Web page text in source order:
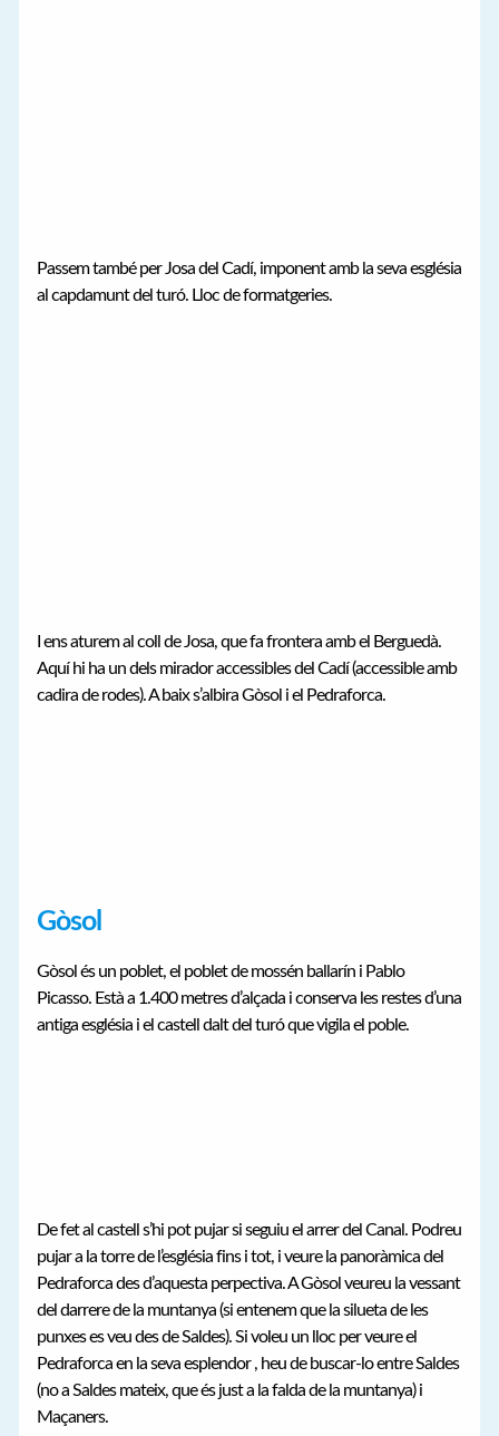
Passem també per Josa del Cadí, imponent amb la seva església
al capdamunt del turó. Lloc de formatgeries.
I ens aturem al coll de Josa, que fa frontera amb el Berguedà.
Aquí hi ha un dels mirador accessibles del Cadí (accessible amb
cadira de rodes). A baix s’albira Gòsol i el Pedraforca.
Gòsol
Gòsol és un poblet, el poblet de mossén ballarín i Pablo
Picasso. Està a 1.400 metres d’alçada i conserva les restes d’una
antiga església i el castell dalt del turó que vigila el poble.
De fet al castell s’hi pot pujar si seguiu el arrer del Canal. Podreu
pujar a la torre de l’església fins i tot, i veure la panoràmica del
Pedraforca des d’aquesta perpectiva. A Gòsol veureu la vessant
del darrere de la muntanya (si entenem que la silueta de les
punxes es veu des de Saldes). Si voleu un lloc per veure el
Pedraforca en la seva esplendor , heu de buscar-lo entre Saldes
(no a Saldes mateix, que és just a la falda de la muntanya) i
Maçaners.